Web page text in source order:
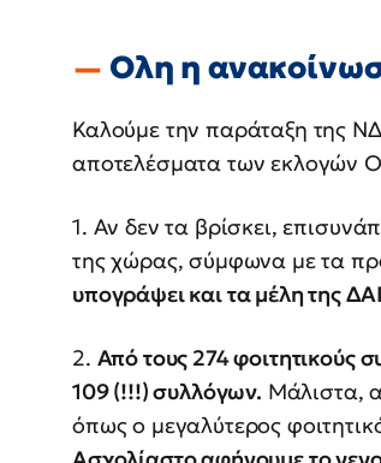
Ολη η
Καλούμε την παράταξη της
αποτελέσματα των εκλογών
1. Αν δεν τα βρίσκει,
της χώρας, σύμφωνα με τα
υπογράψει και τα μέλη της
2. Από τους 274 φοιτητικούς
109 (!!!) συλλόγων. Μάλιστα,
όπως ο μεγαλύτερος